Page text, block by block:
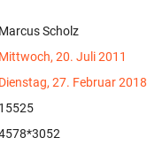
Marcus Scholz
Mittwoch, 20. Juli 2011
Dienstag, 27. Februar 2018
15525